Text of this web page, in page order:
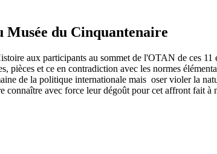
Musée du Cinquantenaire
aux participants au sommet de l'OTAN de ces
pièces et ce en contradiction avec les normes
de la politique internationale mais oser violer la
connaître avec force leur dégoût pour cet affront fait à